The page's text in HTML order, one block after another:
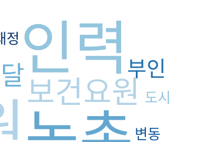
인력
보건요원부인
변동
정
도시